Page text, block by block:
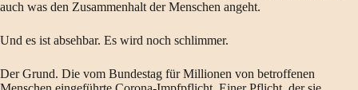
auch was den Zusammenhalt der Menschen angeht.
Und es ist absehbar. Es wird noch schlimmer.
Der Grund. Die vom Bundestag für Millionen von betroffenen